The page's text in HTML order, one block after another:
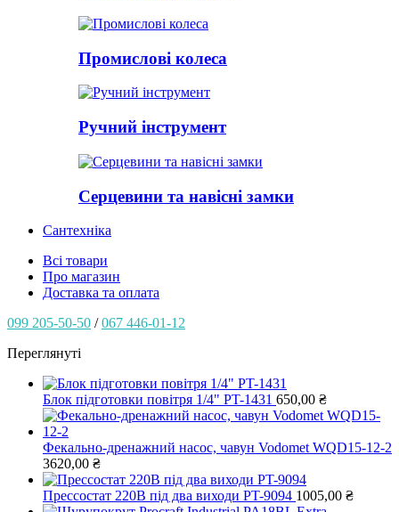
Промислові колеса
Ручний інструмент
Серцевини та навісні замки
Сантехніка
Всі товари
Про магазин
Доставка та оплата
099 205-50-50 /067 446-01-12
Переглянуті
Блок підготовки повітря 1/4" PT-1431 650,00 ₴
Фекально-дренажний насос, чавун Vodomet WQD15-12-2
3620,00 ₴
Прессостат 220В під два виходи PT-9094 1005,00 ₴